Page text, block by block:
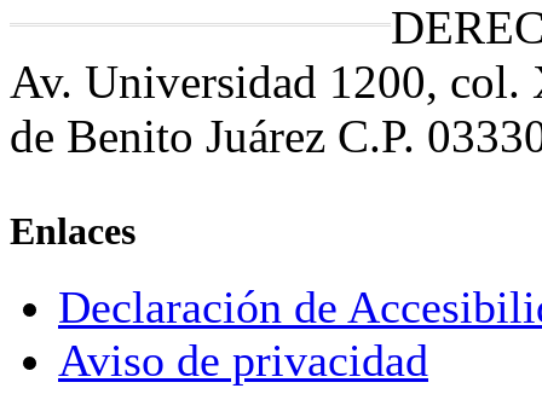
Av. Universidad 1200,
de Benito Juárez C.P.
Enlaces
Declaración de
Aviso de privacidad